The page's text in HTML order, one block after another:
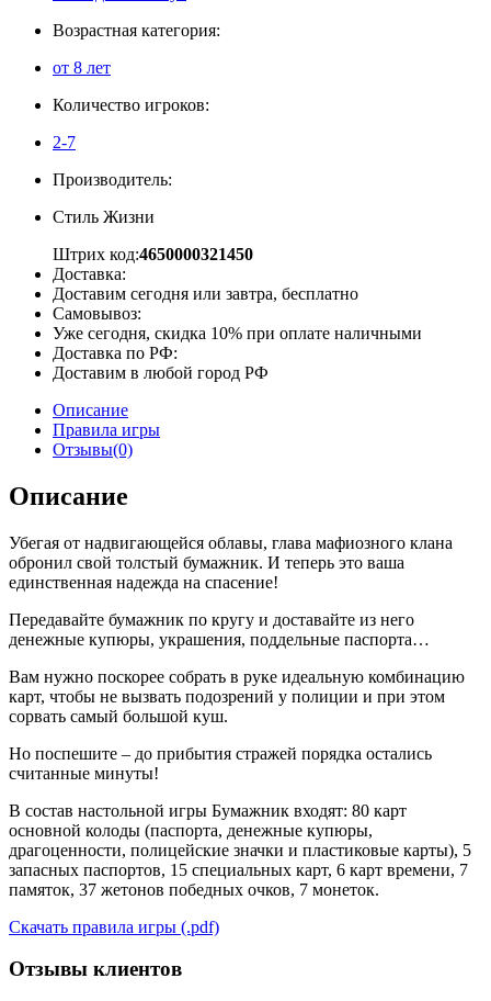
Возрастная категория:
от 8 лет
Количество игроков:
2-7
Производитель:
Стиль Жизни
Штрих код:4650000321450
Доставка:
Доставим сегодня или завтра, бесплатно
Самовывоз:
Уже сегодня, скидка 10% при оплате наличными
Доставка по РФ:
Доставим в любой город РФ
Описание
Правила игры
Отзывы(0)
Описание
Убегая от надвигающейся облавы, глава мафиозного клана
обронил свой толстый бумажник. И теперь это ваша
единственная надежда на спасение!
Передавайте бумажник по кругу и доставайте из него
денежные купюры, украшения, поддельные паспорта…
Вам нужно поскорее собрать в руке идеальную комбинацию
карт, чтобы не вызвать подозрений у полиции и при этом
сорвать самый большой куш.
Но поспешите – до прибытия стражей порядка остались
считанные минуты!
В состав настольной игры Бумажник входят: 80 карт
основной колоды (паспорта, денежные купюры,
драгоценности, полицейские значки и пластиковые карты), 5
запасных паспортов, 15 специальных карт, 6 карт времени, 7
памяток, 37 жетонов победных очков, 7 монеток.
Скачать правила игры (.pdf)
Отзывы клиентов